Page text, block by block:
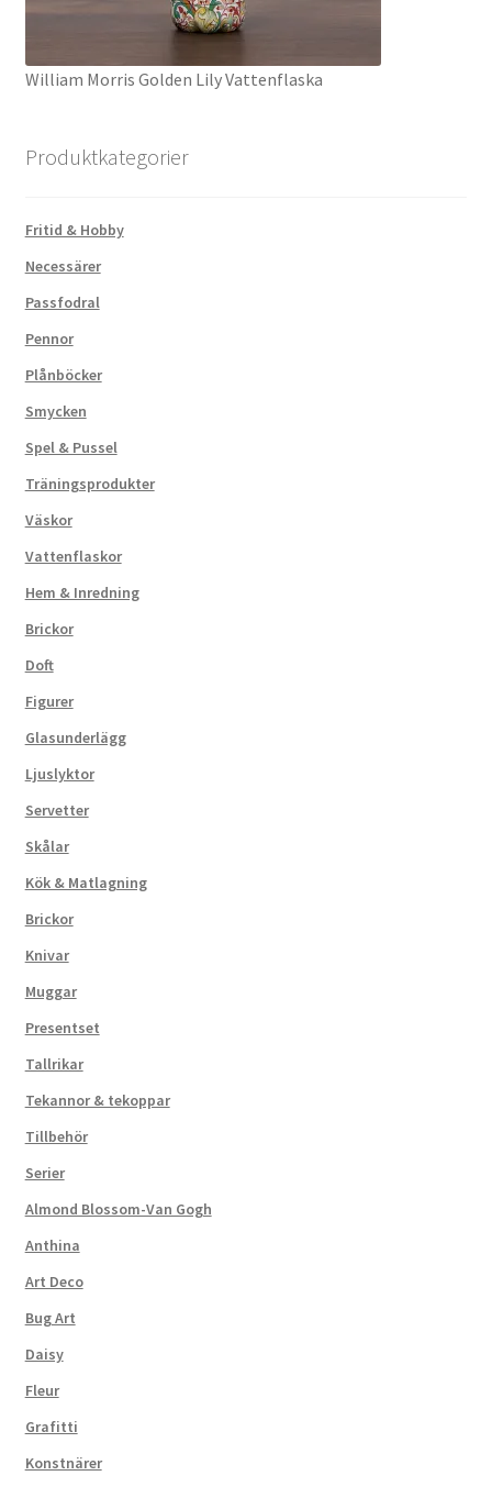
William Morris Golden Lily Vattenflaska
Produktkategorier
Fritid & Hobby
Necessärer
Passfodral
Pennor
Plånböcker
Smycken
Spel & Pussel
Träningsprodukter
Väskor
Vattenflaskor
Hem & Inredning
Brickor
Doft
Figurer
Glasunderlägg
Ljuslyktor
Servetter
Skålar
Kök & Matlagning
Brickor
Knivar
Muggar
Presentset
Tallrikar
Tekannor & tekoppar
Tillbehör
Serier
Almond Blossom-Van Gogh
Anthina
Art Deco
Bug Art
Daisy
Fleur
Grafitti
Konstnärer